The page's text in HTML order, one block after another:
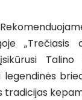
„Trečiasis
Talino
tradicijas